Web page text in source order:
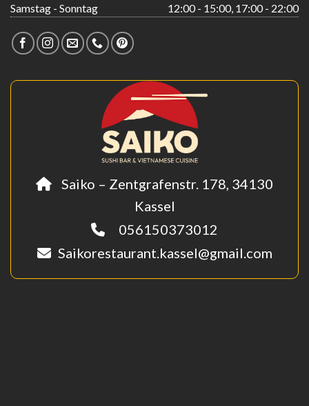
Samstag - Sonntag 12:00 - 15:00, 17:00 - 22:00
Saiko – Zentgrafenstr. 178, 34130
Kassel
056150373012
Saikorestaurant.kassel@gmail.com